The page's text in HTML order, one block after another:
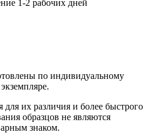
1-2 рабочих дней
по индивидуальному
их различия и более быстрого
образцов не являются
знаком.